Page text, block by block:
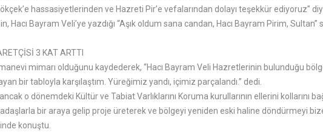
hassasiyetlerinden ve Hazreti Pir’e vefalarından dolayı teşekkür ediyoruz”
Bayram Veli’ye yazdığı “Aşık oldum sana candan, Hacı Bayram Pirim,
3 KAT ARTTI
manevi mimarı olduğunu kaydederek, “Hacı Bayram Veli Hazretlerinin bulunduğu
bir tabloyla karşılaştım. Yüreğimiz yandı, içimiz parçalandı.” dedi.
o dönemdeki Kültür ve Tabiat Varlıklarını Koruma kurullarının ellerini kollarını
bir araya gelip proje üreterek ve bölgeyi yeniden eski haline döndürmeyi
konuştu.